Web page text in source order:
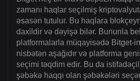
zamanı haqlar seçilmiş
əsasən tutulur. Bu haqlara
daxildir və dəyişə bilər. Bununla
platformalarla müqayisədə Bitget-in
nisbətən aşağıdır və platforma
seçimi təqdim edir. Bu da
şəbəkə haqqı olan şəbəkələri